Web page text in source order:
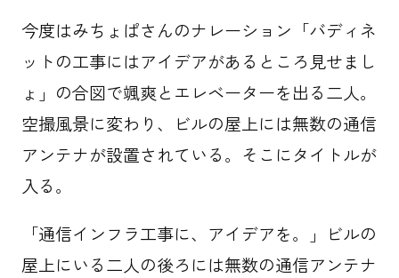
今度はみちょぱさんのナレーション「バディネ
ットの工事にはアイデアがあるところ見せまし
ょ」の合図で颯爽とエレベーターを出る二人。
空撮風景に変わり、ビルの屋上には無数の通信
アンテナが設置されている。そこにタイトルが
入る。
「通信インフラ工事に、アイデアを。」ビルの
屋上にいる二人の後ろには無数の通信アンテナ